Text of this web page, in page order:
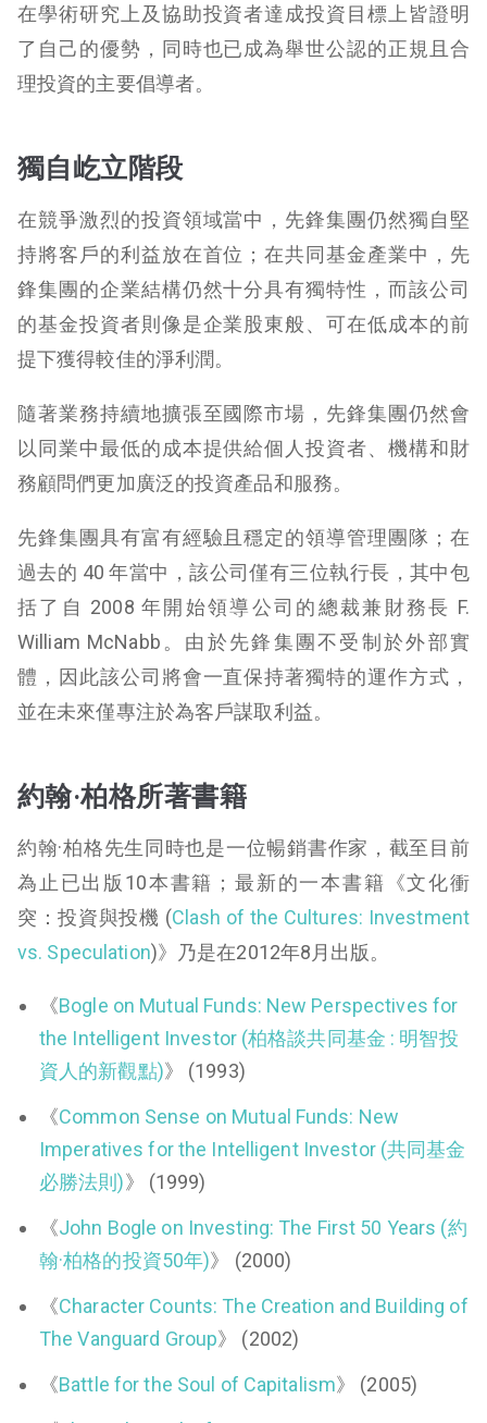
在學術研究上及協助投資者達成投資目標上皆證明
了自己的優勢，同時也已成為舉世公認的正規且合
理投資的主要倡導者。
獨自屹立階段
在競爭激烈的投資領域當中，先鋒集團仍然獨自堅
持將客戶的利益放在首位；在共同基金產業中，先
鋒集團的企業結構仍然十分具有獨特性，而該公司
的基金投資者則像是企業股東般、可在低成本的前
提下獲得較佳的淨利潤。
隨著業務持續地擴張至國際市場，先鋒集團仍然會
以同業中最低的成本提供給個人投資者、機構和財
務顧問們更加廣泛的投資產品和服務。
先鋒集團具有富有經驗且穩定的領導管理團隊；在
過去的 40 年當中，該公司僅有三位執行長，其中包
括了自 2008 年開始領導公司的總裁兼財務長 F.
William McNabb。由於先鋒集團不受制於外部實
體，因此該公司將會一直保持著獨特的運作方式，
並在未來僅專注於為客戶謀取利益。
約翰·柏格所著書籍
約翰·柏格先生同時也是一位暢銷書作家，截至目前
為止已出版10本書籍；最新的一本書籍《文化衝
突：投資與投機 (Clash of the Cultures: Investment
vs. Speculation)》乃是在2012年8月出版。
《Bogle on Mutual Funds: New Perspectives for
the Intelligent Investor (柏格談共同基金 : 明智投
資人的新觀點)》 (1993)
《Common Sense on Mutual Funds: New
Imperatives for the Intelligent Investor (共同基金
必勝法則)》 (1999)
《John Bogle on Investing: The First 50 Years (約
翰·柏格的投資50年)》 (2000)
《Character Counts: The Creation and Building of
The Vanguard Group》 (2002)
《Battle for the Soul of Capitalism》 (2005)